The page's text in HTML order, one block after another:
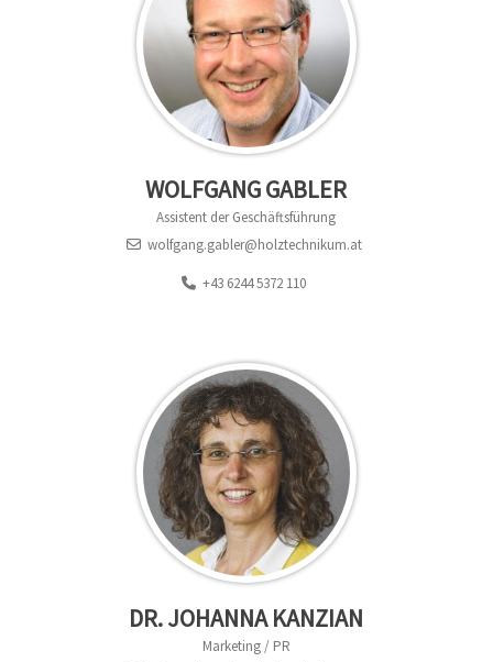
WOLFGANG GABLER
Assistent der Geschäftsführung
wolfgang.gabler@holztechnikum.at
+43 6244 5372 110
DR. JOHANNA KANZIAN
Marketing / PR